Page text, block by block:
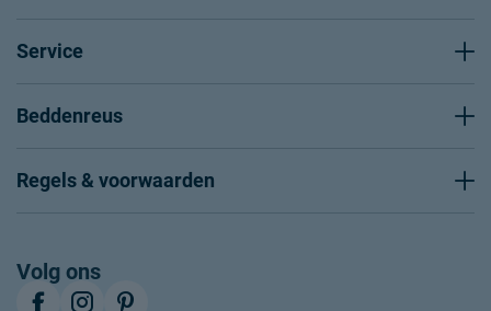
Service
Beddenreus
Regels & voorwaarden
Volg ons